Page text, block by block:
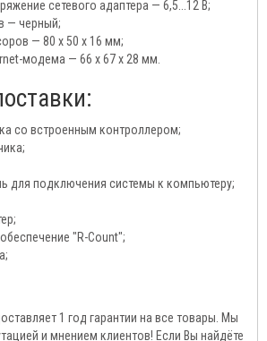
сетевого адаптера — 6,5...12 В;
— черный;
— 80 х 50 x 16 мм;
модема — 66 х 67 х 28 мм.
со встроенным контроллером;
для подключения системы к компьютеру;
"R-Count";
1 год гарантии на все товары. Мы
и мнением клиентов! Если Вы найдёте